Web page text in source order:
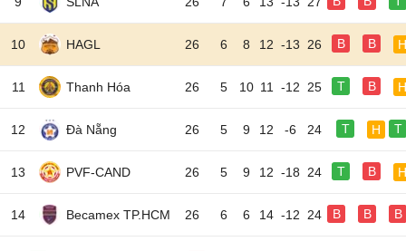
10 HAGL 26 6 8 12 -13 26 B B H
11 Thanh Hóa 26 5 10 11 -12 25 T B H
12 Đà Nẵng 26 5 9 12 -6 24 T H T
13 PVF-CAND 26 5 9 12 -18 24 T B H
14 Becamex TP.HCM 26 6 6 14 -12 24 B B B